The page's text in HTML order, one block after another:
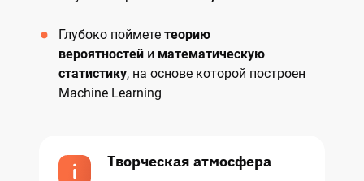
Глубоко поймете теорию
вероятностей и математическую
статистику, на основе которой построен
Machine Learning
Творческая атмосфера